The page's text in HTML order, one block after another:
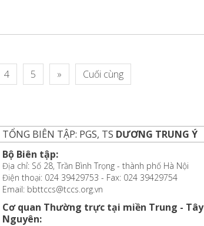
4 5 » Cuối cùng
TỔNG BIÊN TẬP: PGS, TS DƯƠNG TRUNG Ý
Bộ Biên tập:
Địa chỉ: Số 28, Trần Bình Trọng - thành phố Hà Nội
Điện thoại: 024 39429753 - Fax: 024 39429754
Email: bbttccs@tccs.org.vn
Cơ quan Thường trực tại miền Trung - Tây
Nguyên: